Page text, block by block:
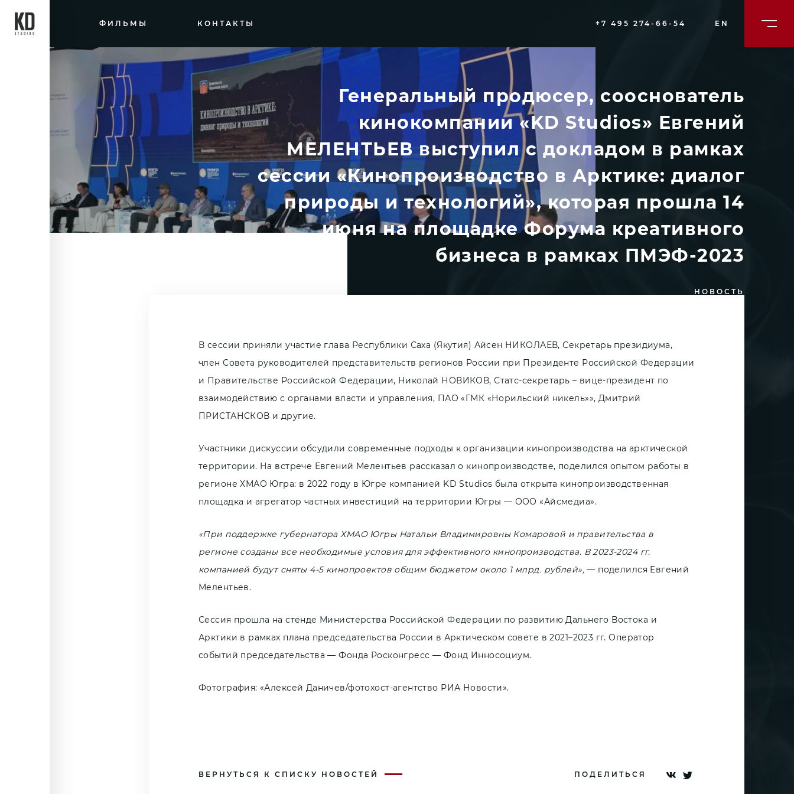
ФИЛЬМЫ КОНТАКТЫ +7 495 274-66-54 EN
Генеральный продюсер, сооснователь
кинокомпании «KD Studios» Евгений
МЕЛЕНТЬЕВ выступил с докладом в рамках
сессии «Кинопроизводство в Арктике: диалог
природы и технологий», которая прошла 14
июня на площадке Форума креативного
бизнеса в рамках ПМЭФ-2023
НОВОСТЬ
В сессии приняли участие глава Республики Саха (Якутия) Айсен НИКОЛАЕВ, Секретарь президиума,
член Совета руководителей представительств регионов России при Президенте Российской Федерации
и Правительстве Российской Федерации, Николай НОВИКОВ, Статс-секретарь – вице-президент по
взаимодействию с органами власти и управления, ПАО «ГМК «Норильский никель»», Дмитрий
ПРИСТАНСКОВ и другие.
Участники дискуссии обсудили современные подходы к организации кинопроизводства на арктической
территории. На встрече Евгений Мелентьев рассказал о кинопроизводстве, поделился опытом работы в
регионе ХМАО Югра: в 2022 году в Югре компанией KD Studios была открыта кинопроизводственная
площадка и агрегатор частных инвестиций на территории Югры — ООО «Айсмедиа».
«При поддержке губернатора ХМАО Югры Натальи Владимировны Комаровой и правительства в
регионе созданы все необходимые условия для эффективного кинопроизводства. В 2023-2024 гг.
компанией будут сняты 4-5 кинопроектов общим бюджетом около 1 млрд. рублей»,— поделился Евгений
Мелентьев.
Сессия прошла на стенде Министерства Российской Федерации по развитию Дальнего Востока и
Арктики в рамках плана председательства России в Арктическом совете в 2021–2023 гг. Оператор
событий председательства — Фонда Росконгресс — Фонд Инносоциум.
Фотография: «Алексей Даничев/фотохост-агентство РИА Новости».
ВЕРНУТЬСЯ К СПИСКУ НОВОСТЕЙ ПОДЕЛИТЬСЯ